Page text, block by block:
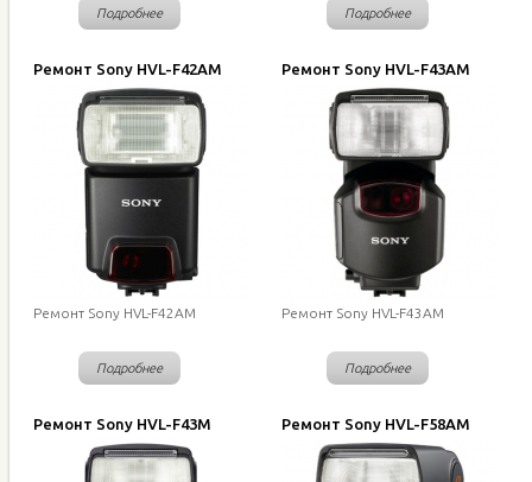
Подробнее Подробнее
Ремонт Sony HVL-F42AM
Ремонт Sony HVL-F42AM
Подробнее
Ремонт Sony HVL-F43AM
Ремонт Sony HVL-F43AM
Подробнее
Ремонт Sony HVL-F43M Ремонт Sony HVL-F58AM